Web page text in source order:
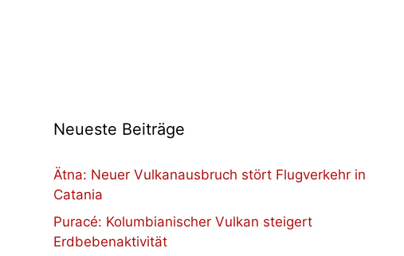
Neueste Beiträge
Ätna: Neuer Vulkanausbruch stört Flugverkehr in
Catania
Puracé: Kolumbianischer Vulkan steigert
Erdbebenaktivität